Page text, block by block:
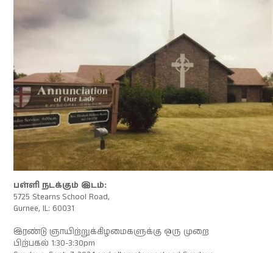
பள்ளி நடக்கும் இடம்:
5725 Stearns School Road,
Gurnee, IL: 60031
இரண்டு ஞாயிற்றுக்கிழமைகளுக்கு ஒரு முறை
பிற்பகல் 1:30-3:30pm